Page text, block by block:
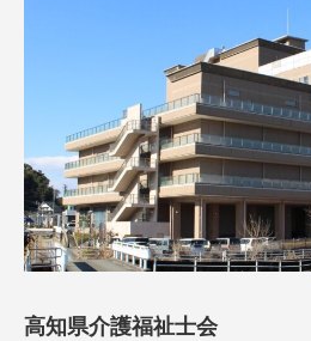
高知県介護福祉士会